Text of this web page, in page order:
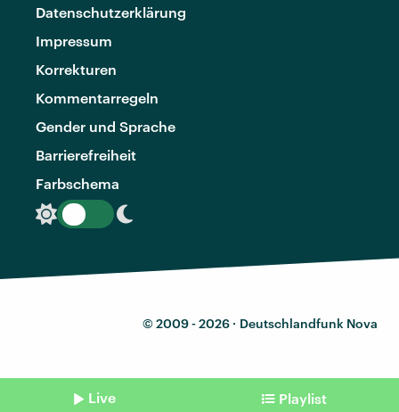
Datenschutzerklärung
Impressum
Korrekturen
Kommentarregeln
Gender und Sprache
Barrierefreiheit
Farbschema
© 2009 - 2026 · Deutschlandfunk Nova
Live Playlist